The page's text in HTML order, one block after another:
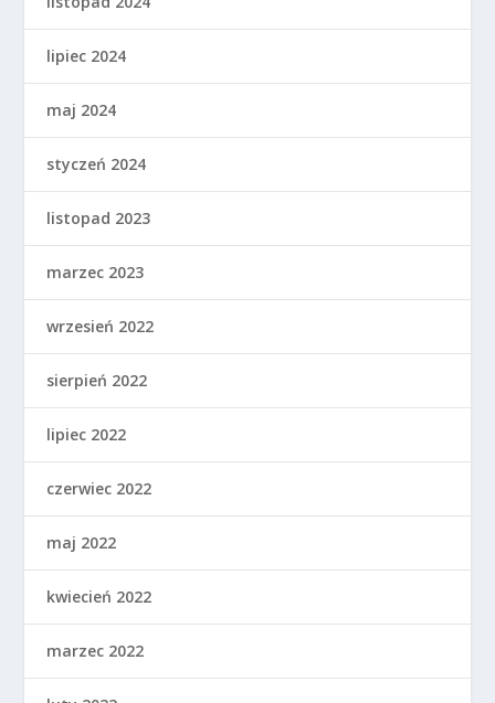
lipiec 2024
maj 2024
styczeń 2024
listopad 2023
marzec 2023
wrzesień 2022
sierpień 2022
lipiec 2022
czerwiec 2022
maj 2022
kwiecień 2022
marzec 2022